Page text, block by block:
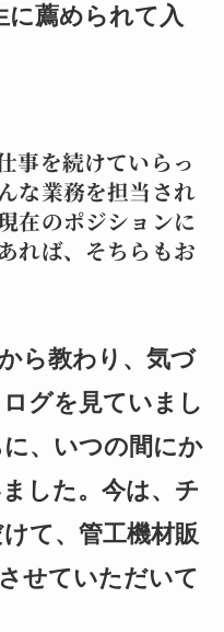
に薦められて入
事を続けていらっ
な業務を担当され
在のポジションに
れば、そちらもお
ら教わり、気づ
グを見ていまし
、いつの間にか
した。今は、チ
て、管工機材販
せていただいて